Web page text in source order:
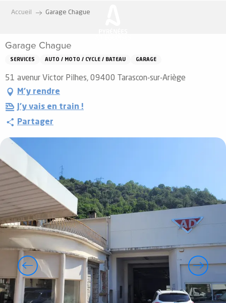
principal
Accueil Garage Chague
Garage Chague
SERVICES AUTO / MOTO / CYCLE / BATEAU GARAGE
51 avenur Victor Pilhes, 09400 Tarascon-sur-Ariège
M'y rendre
J'y vais en train !
Partager